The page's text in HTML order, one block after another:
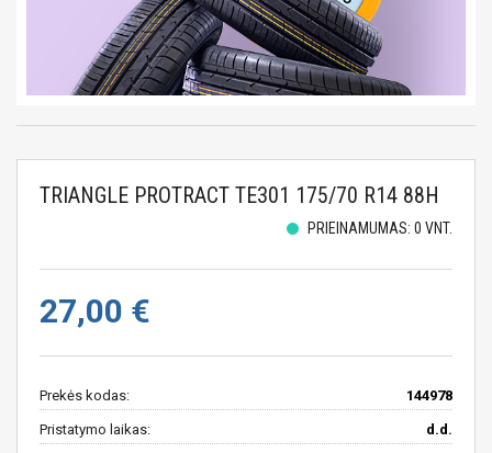
TRIANGLE PROTRACT TE301 175/70 R14 88H
PRIEINAMUMAS: 0 VNT.
27,00 €
Prekės kodas: 144978
Pristatymo laikas: d.d.